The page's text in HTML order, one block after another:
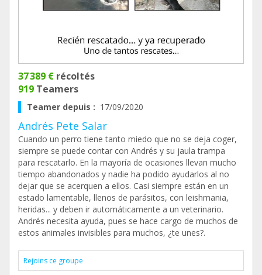
37 389 € récoltés
919 Teamers
Teamer depuis : 17/09/2020
Andrés Pete Salar
Cuando un perro tiene tanto miedo que no se deja coger,
siempre se puede contar con Andrés y su jaula trampa
para rescatarlo. En la mayoría de ocasiones llevan mucho
tiempo abandonados y nadie ha podido ayudarlos al no
dejar que se acerquen a ellos. Casi siempre están en un
estado lamentable, llenos de parásitos, con leishmania,
heridas... y deben ir automáticamente a un veterinario.
Andrés necesita ayuda, pues se hace cargo de muchos de
estos animales invisibles para muchos, ¿te unes?.
Rejoins ce groupe